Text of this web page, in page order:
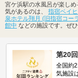
宮ケ浜駅の水風呂が楽し
気があるのは、 指宿ベイ
泉ホテル翔月 (旧指宿コー
館中 などの施設です。ぜ
第20
全国約
気施設